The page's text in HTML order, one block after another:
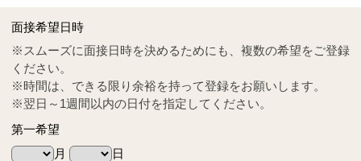
Tel
0570-55-0314
面接希望日時
※スムーズに面接日時を決めるためにも、複数の希望をご登録
ください。
※時間は、できる限り余裕を持って登録をお願いします。
※翌日～1週間以内の日付を指定してください。
第一希望
月
日